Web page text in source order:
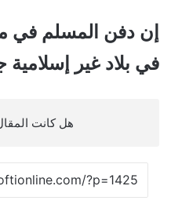
إن دفن المسلم في
في بلاد غير إسلامية
هل كانت